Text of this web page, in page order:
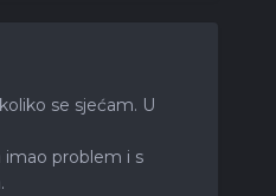
se sjećam. U
imao problem i s